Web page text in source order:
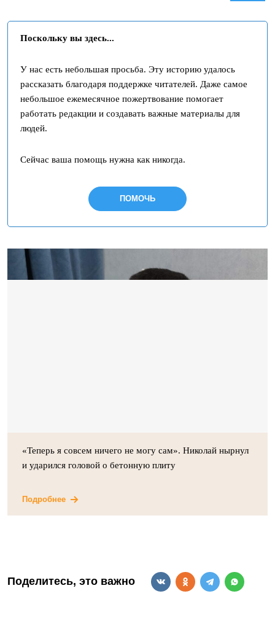
Поскольку вы здесь...
У нас есть небольшая просьба. Эту историю удалось
рассказать благодаря поддержке читателей. Даже самое
небольшое ежемесячное пожертвование помогает
работать редакции и создавать важные материалы для
людей.
Сейчас ваша помощь нужна как никогда.
ПОМОЧЬ
«Теперь я совсем ничего не могу сам». Николай нырнул
и ударился головой о бетонную плиту
Подробнее
Поделитесь, это важно